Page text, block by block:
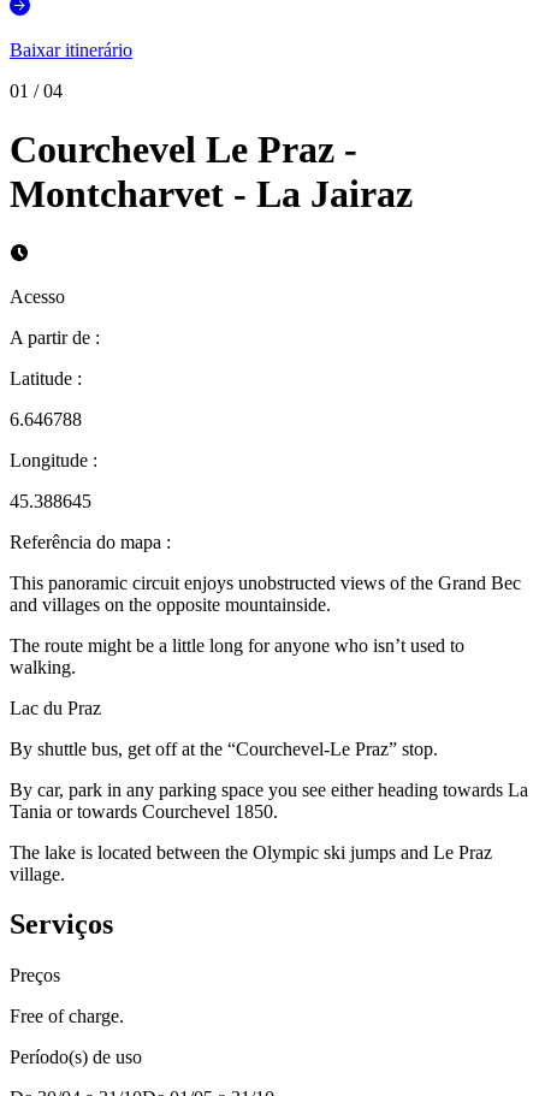
Baixar itinerário
01 /04
Courchevel Le Praz -
Montcharvet - La Jairaz
Acesso
A partir de :
Latitude :
6.646788
Longitude :
45.388645
Referência do mapa :
This panoramic circuit enjoys unobstructed views of the Grand Bec
and villages on the opposite mountainside.
The route might be a little long for anyone who isn’t used to
walking.
Lac du Praz
By shuttle bus, get off at the “Courchevel-Le Praz” stop.
By car, park in any parking space you see either heading towards La
Tania or towards Courchevel 1850.
The lake is located between the Olympic ski jumps and Le Praz
village.
Serviços
Preços
Free of charge.
Período(s) de uso